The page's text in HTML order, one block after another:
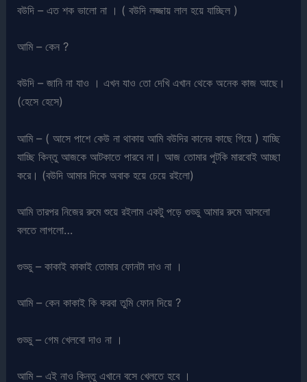
বউদি – এত শক ভালো না । ( বউদি লজ্জায় লাল হয়ে যাচ্ছিল )
আমি – কেন ?
বউদি – জানি না যাও । এখন যাও তো দেখি এখান থেকে অনেক কাজ আছে।
(হেসে হেসে)
আমি – ( আসে পাশে কেউ না থাকায় আমি বউদির কানের কাছে গিয়ে ) যাচ্ছি
যাচ্ছি কিন্তু আজকে আটকাতে পারবে না। আজ তোমার পুটকি মারবোই আচ্ছা
করে। (বউদি আমার দিকে অবাক হয়ে চেয়ে রইলো)
আমি তারপর নিজের রুমে শুয়ে রইলাম একটু পড়ে গুড্ডু আমার রুমে আসলো
বলতে লাগলো…
গুড্ডু – কাকাই কাকাই তোমার ফোনটা দাও না ।
আমি – কেন কাকাই কি করবা তুমি ফোন দিয়ে ?
গুড্ডু – গেম খেলবো দাও না ।
আমি – এই নাও কিন্তু এখানে বসে খেলতে হবে ।